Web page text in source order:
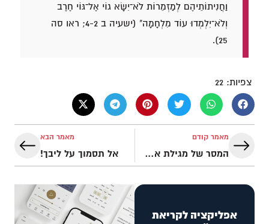
וַחֲנִיתוֹתֵיהֶם לְמַזְמֵרוֹת לֹא־יִשָּׂא גוֹי אֶל־גּוֹי חֶרֶב
וְלֹא־יִלְמְדוּ עוֹד מִלְחָמָה" (ישעיה ב 4-2; ראו סה
25).
צפיות: 22
מאמר קודם
המסר של מגילת אסתר
מאמר הבא
אל תסמוך על ליבך!
אפליקציה לקריאת